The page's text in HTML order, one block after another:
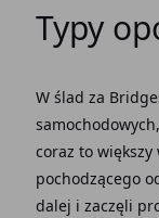
Typy
W ślad za
coraz to
pochodzącego
dalej i zaczęli